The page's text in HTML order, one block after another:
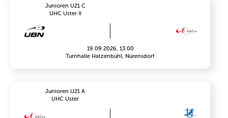
Junioren U21 C
UHC Uster II
19.09.2026, 13:00
Turnhalle Hatzenbühl, Nürensdorf
Junioren U21 A
UHC Uster